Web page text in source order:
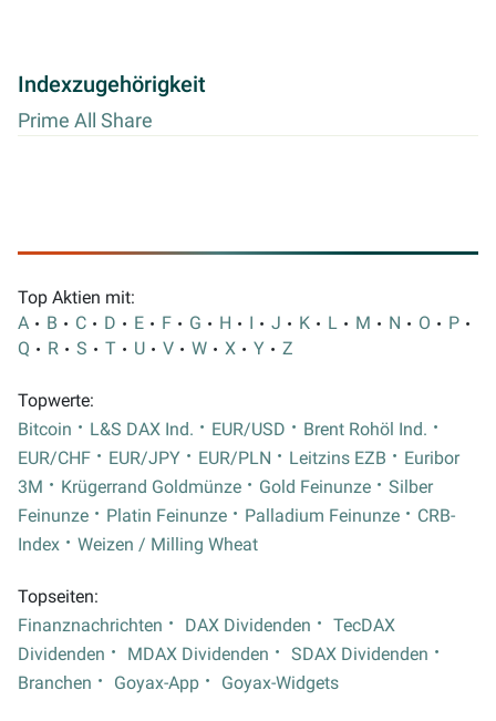
Indexzugehörigkeit
Prime All Share
Top Aktien mit:
A
B C D E F G H I J K L M N O
P
Q
R S T U V W X Y Z
Topwerte:
Bitcoin
L&S DAX Ind. EUR/USD
Brent Rohöl Ind.
EUR/CHF
EUR/JPY EUR/PLN Leitzins EZB
Euribor
3M
Krügerrand Goldmünze Gold Feinunze
Silber
Feinunze
Platin Feinunze Palladium Feinunze
CRB-
Index
Weizen / Milling Wheat
Topseiten:
Finanznachrichten
DAX Dividenden
TecDAX
Dividenden
MDAX Dividenden
SDAX Dividenden
Branchen
Goyax-App Goyax-Widgets